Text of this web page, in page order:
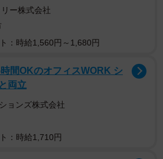
ー株式会社
：時給1,560円～1,680円
間OKのオフィスWORK シ
両立
ョンズ株式会社
：時給1,710円